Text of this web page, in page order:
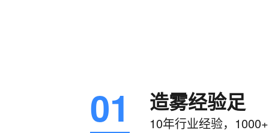
01 造雾经验足
10年行业经验，